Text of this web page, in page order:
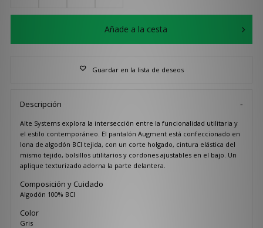
Añade a la cesta
Guardar en la lista de deseos
Descripción
Alte Systems explora la intersección entre la funcionalidad utilitaria y
el estilo contemporáneo. El pantalón Augment está confeccionado en
lona de algodón BCI tejida, con un corte holgado, cintura elástica del
mismo tejido, bolsillos utilitarios y cordones ajustables en el bajo. Un
aplique texturizado adorna la parte delantera.
Composición y Cuidado
Algodón 100% BCI
Color
Gris